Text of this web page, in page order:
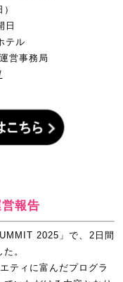
日
テル
営事務局
報告
2025」で、2日間
。
ティに富んだプログラ